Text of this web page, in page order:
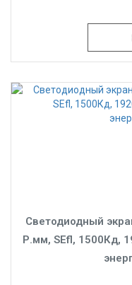
Светодиодный
Р.мм, SEfl, 1500Кд,